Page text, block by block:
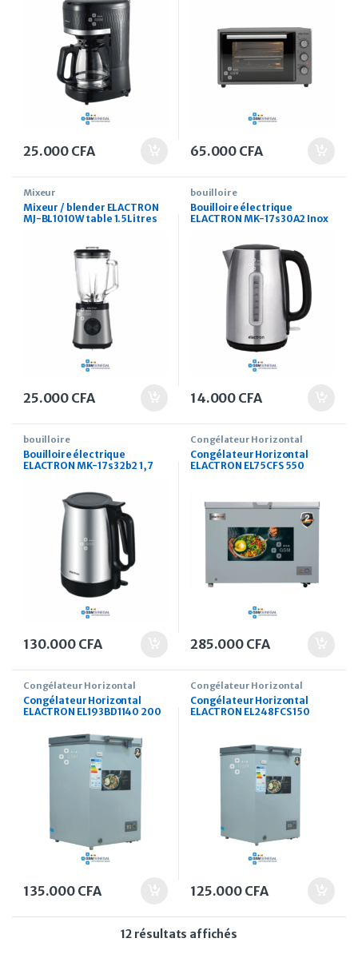
25.000 CFA 65.000 CFA
Mixeur
Mixeur / blender ELACTRON
MJ-BL1010W table 1.5Litres
25.000 CFA
bouilloire
Bouilloire électrique
ELACTRON MK-17s30A2 Inox
14.000 CFA
bouilloire
Bouilloire électrique
ELACTRON MK-17s32b2 1,7
130.000 CFA
Congélateur Horizontal
Congélateur Horizontal
ELACTRON EL75CFS 550
285.000 CFA
Congélateur Horizontal
Congélateur Horizontal
ELACTRON EL193BD1140 200
135.000 CFA
Congélateur Horizontal
Congélateur Horizontal
ELACTRON EL248FCS 150
125.000 CFA
12 résultats affichés